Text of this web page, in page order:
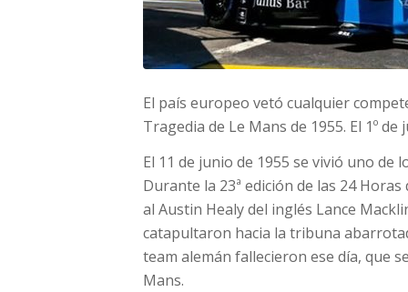
El país europeo vetó cualquier
Tragedia de Le Mans de 1955. El 1º
El 11 de junio de 1955 se vivió uno
Durante la 23ª edición de las 24
al Austin Healy del inglés Lance
catapultaron hacia la tribuna
team alemán fallecieron ese día, que
Mans.